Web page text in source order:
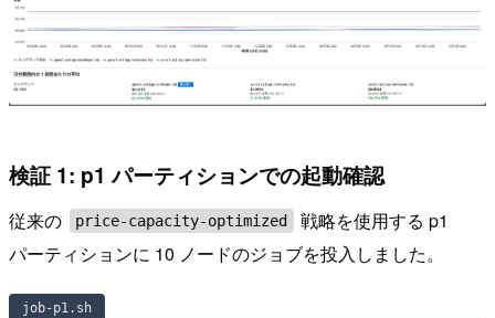
検証 1: p1 パーティションでの起動確認
従来の price-capacity-optimized
戦略を使用する p1
パーティションに 10 ノードのジョブを投入しました。
job-p1.sh